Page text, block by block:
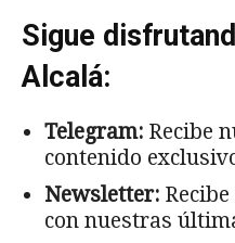
Sigue
Alcalá:
Telegram: Recibe
contenido
Newsletter:
con nuestras